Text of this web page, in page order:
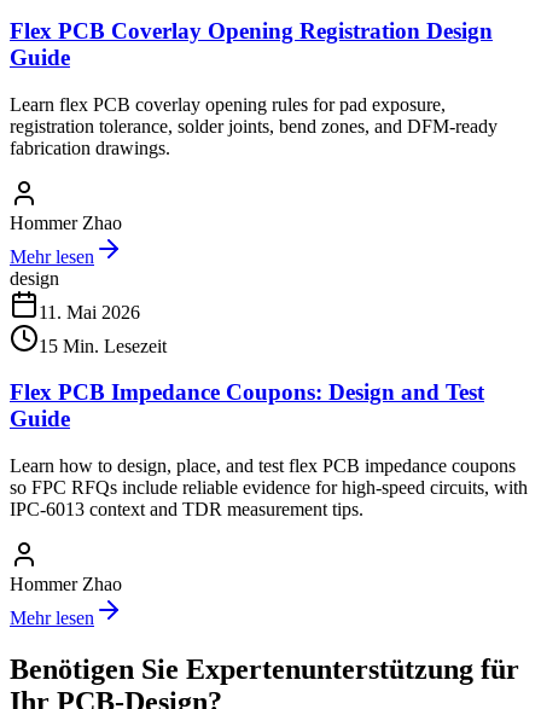
Flex PCB Coverlay Opening Registration Design
Guide
Learn flex PCB coverlay opening rules for pad exposure,
registration tolerance, solder joints, bend zones, and DFM-ready
fabrication drawings.
Hommer Zhao
Mehr lesen
design
11. Mai 2026
15 Min. Lesezeit
Flex PCB Impedance Coupons: Design and Test
Guide
Learn how to design, place, and test flex PCB impedance coupons
so FPC RFQs include reliable evidence for high-speed circuits, with
IPC-6013 context and TDR measurement tips.
Hommer Zhao
Mehr lesen
Benötigen Sie Expertenunterstützung für
Ihr PCB-Design?